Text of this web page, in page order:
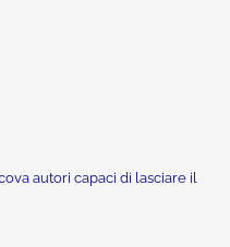
autori capaci di lasciare il